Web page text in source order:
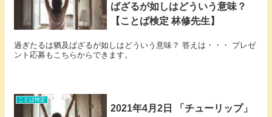
ばざるが如しはどういう意味？
【ことば検定 林修先生】
過ぎたるは猶及ばざるが如しはどういう意味？ 答えは・・・ プレゼ
ント応募もこちらからできます。
ことば検定
2021年4月2日 「チューリップ」